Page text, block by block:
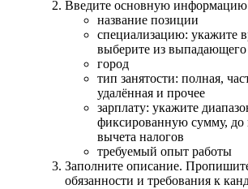
Введите основную
название позиции
специализацию: укажите
выберите из выпадающего
город
тип занятости: полная,
удалённая и прочее
зарплату: укажите
фиксированную сумму, до
вычета налогов
требуемый опыт работы
Заполните описание.
обязанности и требования к